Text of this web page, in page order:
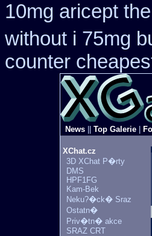
10mg aricept
without i 75mg
counter
News Top Galerie
XChat.cz
3D XChat P�rty
DMS
HPF1FG
Kam-Bek
Neku?�ck� Sraz
Ostatn�
Priv�tn� akce
SRAZ CRT